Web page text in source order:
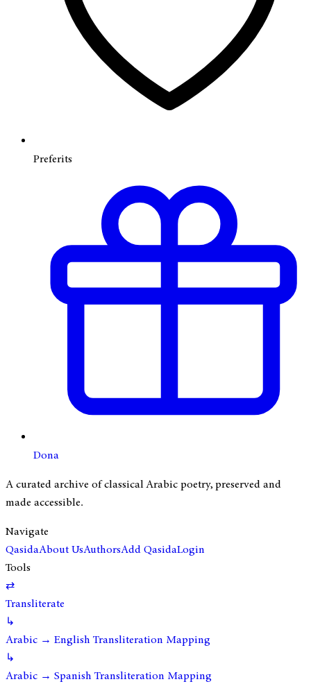
Preferits
Dona
A curated archive of classical Arabic poetry, preserved and
made accessible.
Navigate
QasidaAbout UsAuthorsAdd QasidaLogin
Tools
⇄
Transliterate
↳
Arabic → English Transliteration Mapping
↳
Arabic → Spanish Transliteration Mapping